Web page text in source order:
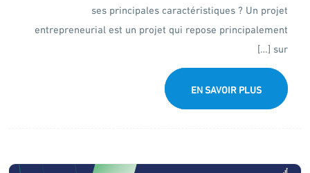
ses principales caractéristiques ? Un projet
entrepreneurial est un projet qui repose principalement
sur […]
EN SAVOIR PLUS